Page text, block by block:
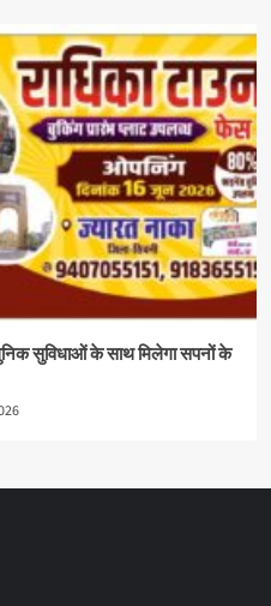
सुविधाओं के साथ मिलेगा सपनों के